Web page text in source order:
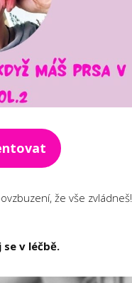
že vše zvládneš!
v léčbě.